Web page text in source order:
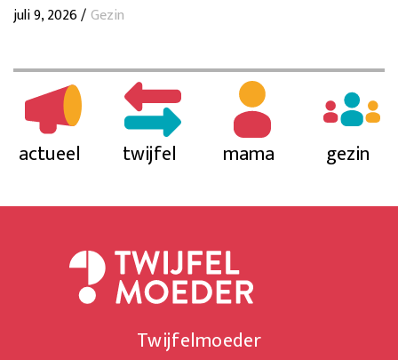
juli 9, 2026 /Gezin
actueel twijfel mama gezin
Twijfelmoeder